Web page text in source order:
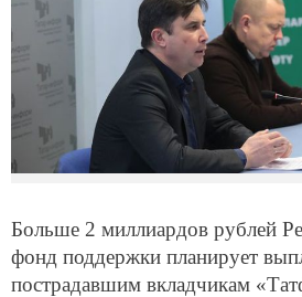
Больше 2 миллиардов рублей
фонд поддержки планирует
пострадавшим вкладчикам